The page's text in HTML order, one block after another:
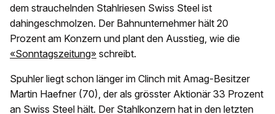
dem strauchelnden Stahlriesen Swiss Steel ist
dahingeschmolzen. Der Bahnunternehmer hält 20
Prozent am Konzern und plant den Ausstieg, wie die
«Sonntagszeitung» schreibt.
Spuhler liegt schon länger im Clinch mit Amag-Besitzer
Martin Haefner (70), der als grösster Aktionär 33 Prozent
an Swiss Steel hält. Der Stahlkonzern hat in den letzten